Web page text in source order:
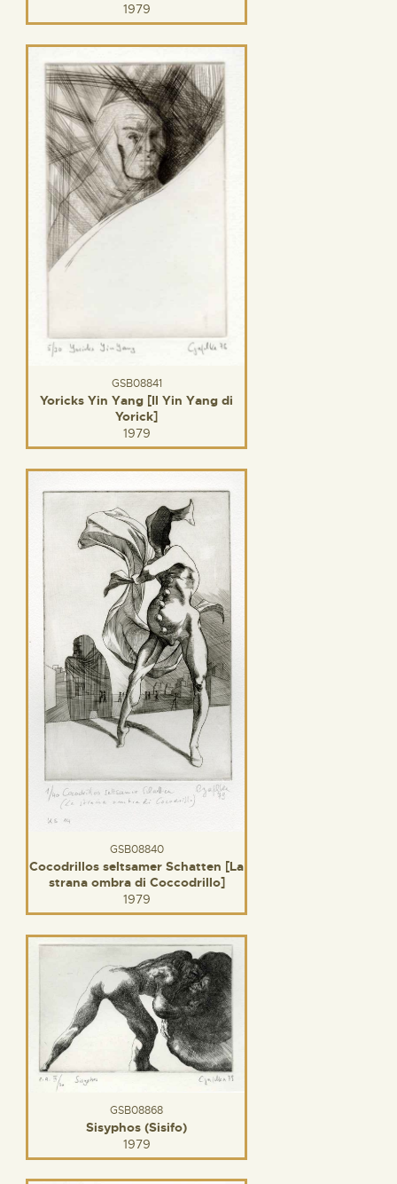
1979
GSB08841
Yoricks Yin Yang [Il Yin Yang di
Yorick]
1979
GSB08840
Cocodrillos seltsamer Schatten [La
strana ombra di Coccodrillo]
1979
GSB08868
Sisyphos (Sisifo)
1979